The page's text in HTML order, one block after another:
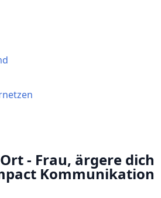
- Frau, ärgere dich
Kommunikation